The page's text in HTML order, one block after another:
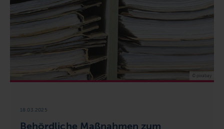
Behördliche Maßnahmen zum
18.03.2025
© pixabay